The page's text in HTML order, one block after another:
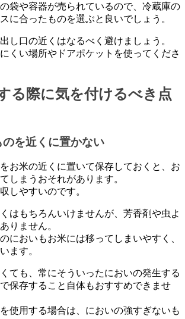
袋や容器が売られているので、冷蔵庫の
に合ったものを選ぶと良いでしょう。
し口の近くはなるべく避けましょう。
くい場所やドアポケットを使ってくださ
る際に気を付けるべき点
を近くに置かない
お米の近くに置いて保存しておくと、お
しまうおそれがあります。
しやすいのです。
はもちろんいけませんが、芳香剤や虫よ
りません。
においもお米には移ってしまいやすく、
ます。
ても、常にそういったにおいの発生する
保存すること自体もおすすめできませ
使用する場合は、においの強すぎないも